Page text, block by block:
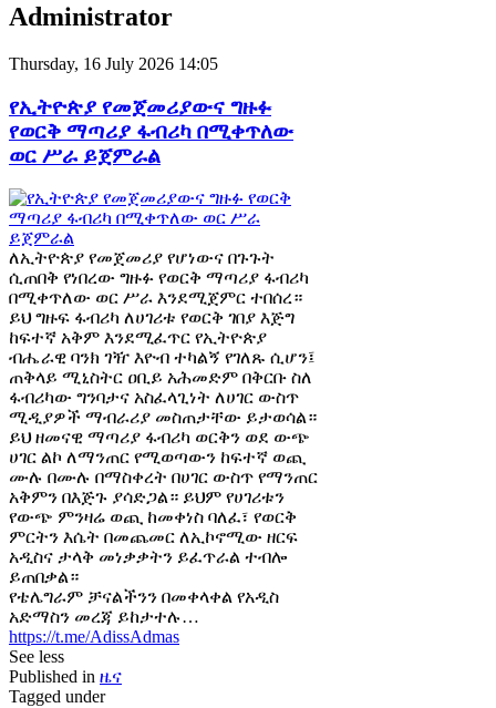
Administrator
Thursday, 16 July 2026 14:05
የኢትዮጵያ የመጀመሪያውና ግዙፉ
የወርቅ ማጣሪያ ፋብሪካ በሚቀጥለው
ወር ሥራ ይጀምራል
ለኢትዮጵያ የመጀመሪያ የሆነውና በጉጉት
ሲጠበቅ የነበረው ግዙፉ የወርቅ ማጣሪያ ፋብሪካ
በሚቀጥለው ወር ሥራ እንደሚጀምር ተበሰረ።
ይህ ግዙፍ ፋብሪካ ለሀገሪቱ የወርቅ ገበያ እጅግ
ከፍተኛ አቅም እንደሚፈጥር የኢትዮጵያ
ብሔራዊ ባንክ ገዥ እዮብ ተካልኝ የገለጹ ሲሆን፤
ጠቅላይ ሚኒስትር ዐቢይ አሕመድም በቅርቡ ስለ
ፋብሪካው ግንባታና አስፈላጊነት ለሀገር ውስጥ
ሚዲያዎች ማብራሪያ መስጠታቸው ይታወሳል።
ይህ ዘመናዊ ማጣሪያ ፋብሪካ ወርቅን ወደ ውጭ
ሀገር ልኮ ለማንጠር የሚወጣውን ከፍተኛ ወጪ
ሙሉ በሙሉ በማስቀረት በሀገር ውስጥ የማንጠር
አቅምን በእጅጉ ያሳድጋል። ይህም የሀገሪቱን
የውጭ ምንዛሬ ወጪ ከመቀነስ ባለፈ፣ የወርቅ
ምርትን እሴት በመጨመር ለኢኮኖሚው ዘርፍ
አዲስና ታላቅ መነቃቃትን ይፈጥራል ተብሎ
ይጠበቃል።
የቴሌግራም ቻናልችንን በመቀላቀል የአዲስ
አድማስን መረጃ ይከታተሉ…
https://t.me/AdissAdmas
See less
Published in ዜና
Tagged under